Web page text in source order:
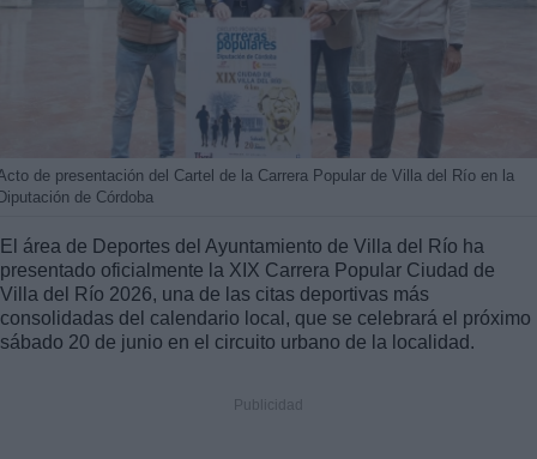
de presentación del Cartel de la Carrera Popular de Villa del Río en la
de Córdoba
El área de Deportes del Ayuntamiento de Villa del Río ha
presentado oficialmente la XIX Carrera Popular Ciudad de
Villa del Río 2026, una de las citas deportivas más
consolidadas del calendario local, que se celebrará el próximo
sábado 20 de junio en el circuito urbano de la localidad.